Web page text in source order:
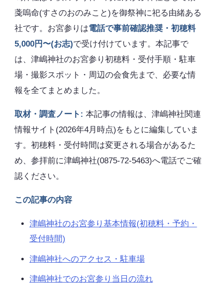
戔嗚命(すさのおのみこと)を御祭神に祀る由緒ある
社です。お宮参りは電話で事前確認推奨・初穂料
5,000円〜(お志)で受け付けています。本記事で
は、津嶋神社のお宮参り初穂料・受付手順・駐車
場・撮影スポット・周辺の会食先まで、必要な情
報を全てまとめました。
取材・調査ノート: 本記事の情報は、津嶋神社関連
情報サイト(2026年4月時点)をもとに編集していま
す。初穂料・受付時間は変更される場合があるた
め、参拝前に津嶋神社(0875-72-5463)へ電話でご確
認ください。
この記事の内容
津嶋神社のお宮参り基本情報(初穂料・予約・
受付時間)
津嶋神社へのアクセス・駐車場
津嶋神社でのお宮参り当日の流れ